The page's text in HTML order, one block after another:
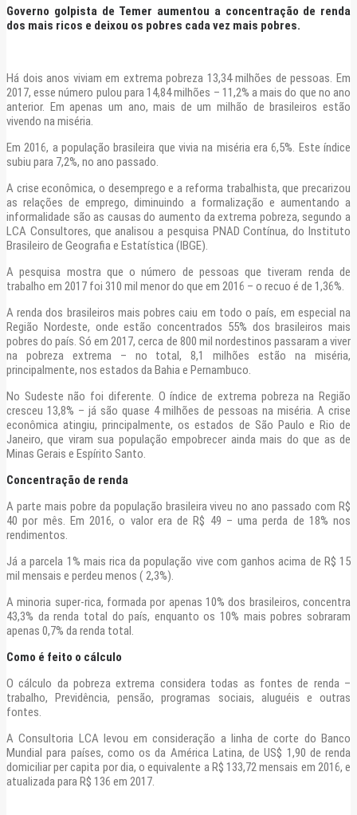
Governo golpista de Temer aumentou a concentração de renda
dos mais ricos e deixou os pobres cada vez mais pobres.
Há dois anos viviam em extrema pobreza 13,34 milhões de pessoas. Em
2017, esse número pulou para 14,84 milhões – 11,2% a mais do que no ano
anterior. Em apenas um ano, mais de um milhão de brasileiros estão
vivendo na miséria.
Em 2016, a população brasileira que vivia na miséria era 6,5%. Este índice
subiu para 7,2%, no ano passado.
A crise econômica, o desemprego e a reforma trabalhista, que precarizou
as relações de emprego, diminuindo a formalização e aumentando a
informalidade são as causas do aumento da extrema pobreza, segundo a
LCA Consultores, que analisou a pesquisa PNAD Contínua, do Instituto
Brasileiro de Geografia e Estatística (IBGE).
A pesquisa mostra que o número de pessoas que tiveram renda de
trabalho em 2017 foi 310 mil menor do que em 2016 – o recuo é de 1,36%.
A renda dos brasileiros mais pobres caiu em todo o país, em especial na
Região Nordeste, onde estão concentrados 55% dos brasileiros mais
pobres do país. Só em 2017, cerca de 800 mil nordestinos passaram a viver
na pobreza extrema – no total, 8,1 milhões estão na miséria,
principalmente, nos estados da Bahia e Pernambuco.
No Sudeste não foi diferente. O índice de extrema pobreza na Região
cresceu 13,8% – já são quase 4 milhões de pessoas na miséria. A crise
econômica atingiu, principalmente, os estados de São Paulo e Rio de
Janeiro, que viram sua população empobrecer ainda mais do que as de
Minas Gerais e Espírito Santo.
Concentração de renda
A parte mais pobre da população brasileira viveu no ano passado com R$
40 por mês. Em 2016, o valor era de R$ 49 – uma perda de 18% nos
rendimentos.
Já a parcela 1% mais rica da população vive com ganhos acima de R$ 15
mil mensais e perdeu menos ( 2,3%).
A minoria super-rica, formada por apenas 10% dos brasileiros, concentra
43,3% da renda total do país, enquanto os 10% mais pobres sobraram
apenas 0,7% da renda total.
Como é feito o cálculo
O cálculo da pobreza extrema considera todas as fontes de renda –
trabalho, Previdência, pensão, programas sociais, aluguéis e outras
fontes.
A Consultoria LCA levou em consideração a linha de corte do Banco
Mundial para países, como os da América Latina, de US$ 1,90 de renda
domiciliar per capita por dia, o equivalente a R$ 133,72 mensais em 2016, e
atualizada para R$ 136 em 2017.